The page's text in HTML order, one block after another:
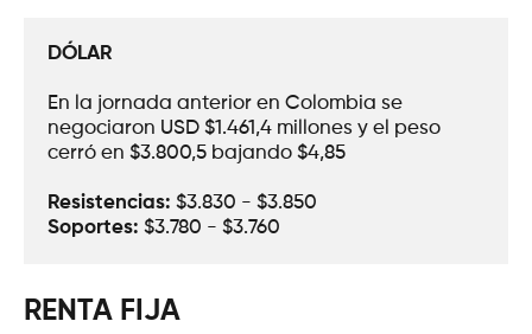
DÓLAR
En la jornada anterior en Colombia se
negociaron USD $1.461,4 millones y el peso
cerró en $3.800,5 bajando $4,85
Resistencias: $3.830 - $3.850
Soportes: $3.780 - $3.760
RENTA FIJA